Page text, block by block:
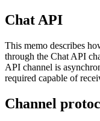
Chat API
This memo describes
through the Chat API
API channel is
required capable of
Channel